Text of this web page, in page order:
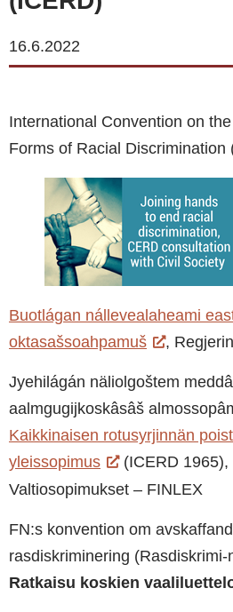
16.6.2022
International Convention on the
Forms of Racial Discrimination
Buotlágan nállevealaheami
oktasašsoahpamuš
,
Jyehilágán näliolgoštem
aalmgugijkoskâsâš
Kaikkinaisen rotusyrjinnän
yleissopimus
(ICERD 1965),
Valtiosopimukset – FINLEX
FN:s konvention om
rasdiskriminering
Ratkaisu koskien